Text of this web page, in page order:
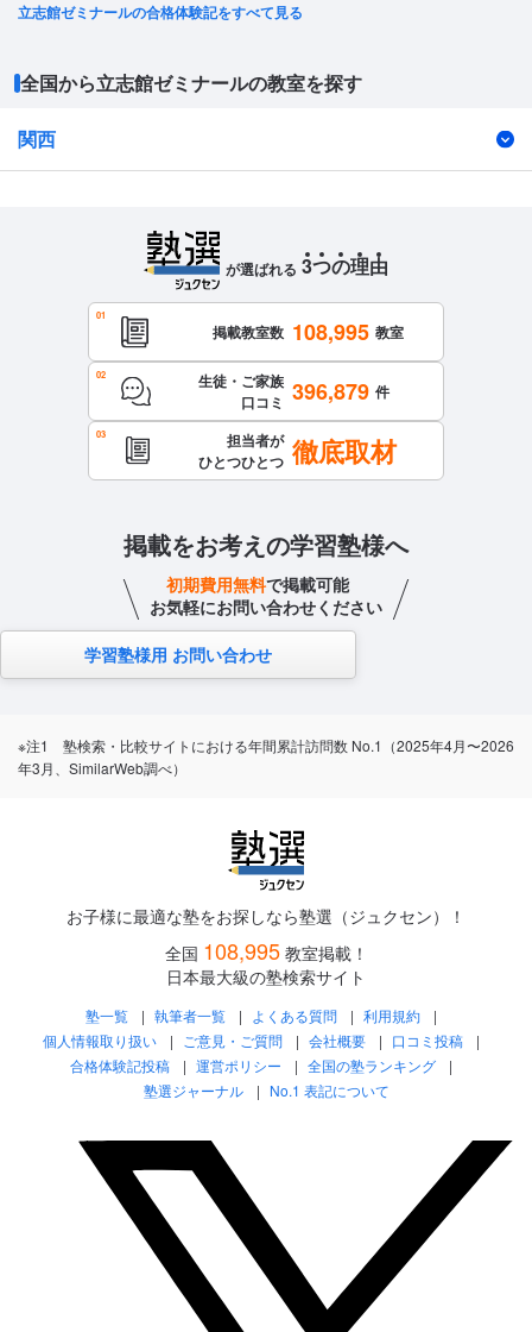
立志館ゼミナールの合格体験記をすべて見る
全国から立志館ゼミナールの教室を探す
関西
が選ばれる 3つの理由
掲載教室数 108,995 教室
生徒・ご家族
口コミ 396,879 件
担当者が
ひとつひとつ 徹底取材
掲載をお考えの学習塾様へ
初期費用無料で掲載可能
お気軽にお問い合わせください
学習塾様用 お問い合わせ
※注1 塾検索・比較サイトにおける年間累計訪問数 No.1（2025年4月〜2026
年3月、SimilarWeb調べ）
お子様に最適な塾をお探しなら塾選（ジュクセン）！
全国 108,995 教室掲載！
日本最大級の塾検索サイト
塾一覧 執筆者一覧 よくある質問
利用規約
個人情報取り扱い
ご意見・ご質問 会社概要
口コミ投稿
合格体験記投稿
運営ポリシー
全国の塾ランキング
塾選ジャーナル
No.1 表記について